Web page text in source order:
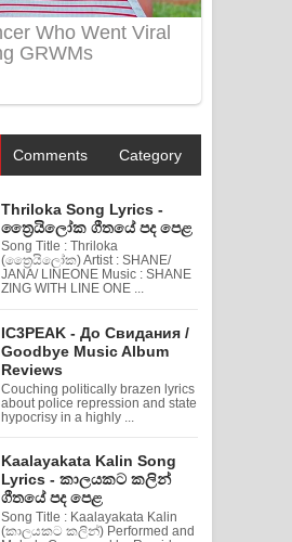
Comments Category
Thriloka Song Lyrics -
ත්‍රෛයිලෝක ගීතයේ පද පෙළ
Song Title : Thriloka
(ත්‍රෛයිලෝක) Artist : SHANE/
JANA/ LINEONE Music : SHANE
ZING WITH LINE ONE ...
IC3PEAK - До Свидания /
Goodbye Music Album
Reviews
Couching politically brazen lyrics
about police repression and state
hypocrisy in a highly ...
Kaalayakata Kalin Song
Lyrics - කාලයකට කලින්
ගීතයේ පද පෙළ
Song Title : Kaalayakata Kalin
(කාලයකට කලින්) Performed and